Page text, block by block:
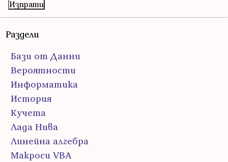
Раздели
Бази от Данни
Вероятности
Информатика
История
Кучета
Лада Нива
Линейна алгебра
Макроси VBA